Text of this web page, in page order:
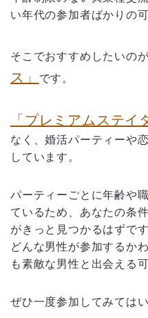
い年代の参加者ばかりの
そこでおすすめしたいのが
ス」
です。
「プレミアムステイ
なく、婚活パーティーや
しています。
パーティーごとに年齢や
ているため、あなたの条
がきっと見つかるはずです
どんな男性が参加するか
も素敵な男性と出会える
ぜひ一度参加してみては